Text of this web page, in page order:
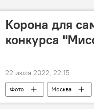
Корона для
конкурса
22 июля 2022, 22:15
Фото Москва